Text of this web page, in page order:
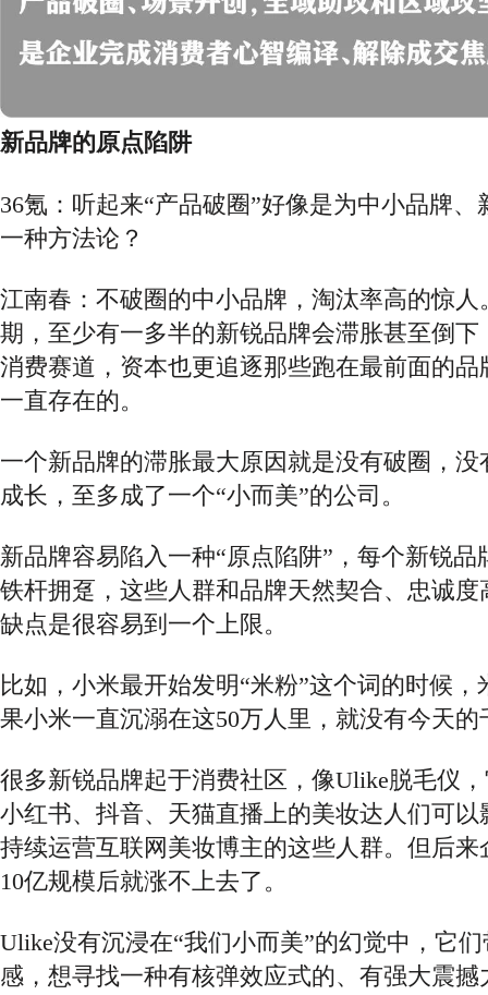
新品牌的原点陷阱
36氪：听起来“产品破圈”好像是为中小品牌
一种方法论？
江南春：不破圈的中小品牌，淘汰率高的惊人
期，至少有一多半的新锐品牌会滞胀甚至倒下
消费赛道，资本也更追逐那些跑在最前面的品
一直存在的。
一个新品牌的滞胀最大原因就是没有破圈，
成长，至多成了一个“小而美”的公司。
新品牌容易陷入一种“原点陷阱”，每个新锐
铁杆拥趸，这些人群和品牌天然契合、忠诚度
缺点是很容易到一个上限。
比如，小米最开始发明“米粉”这个词的时候，
果小米一直沉溺在这50万人里，就没有今天的
很多新锐品牌起于消费社区，像Ulike脱毛仪
小红书、抖音、天猫直播上的美妆达人们可以
持续运营互联网美妆博主的这些人群。但后来
10亿规模后就涨不上去了。
Ulike没有沉浸在“我们小而美”的幻觉中，它
感，想寻找一种有核弹效应式的、有强大震